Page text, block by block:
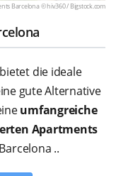
Barcelona © hiv360 / Bigstock.com
die ideale
gute Alternative
umfangreiche
Apartments
..